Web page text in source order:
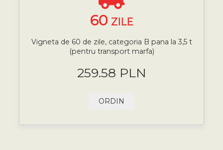
60 ZILE
Vigneta de 60 de zile, categoria B pana la 3,5 t
(pentru transport marfa)
259.58 PLN
ORDIN